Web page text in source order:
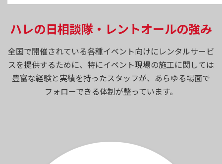
ハレの日相談隊・レントオールの強み
全国で開催されている各種イベント向けにレンタルサービ
スを提供するために、特にイベント現場の施工に関しては
豊富な経験と実績を持ったスタッフが、あらゆる場面で
フォローできる体制が整っています。